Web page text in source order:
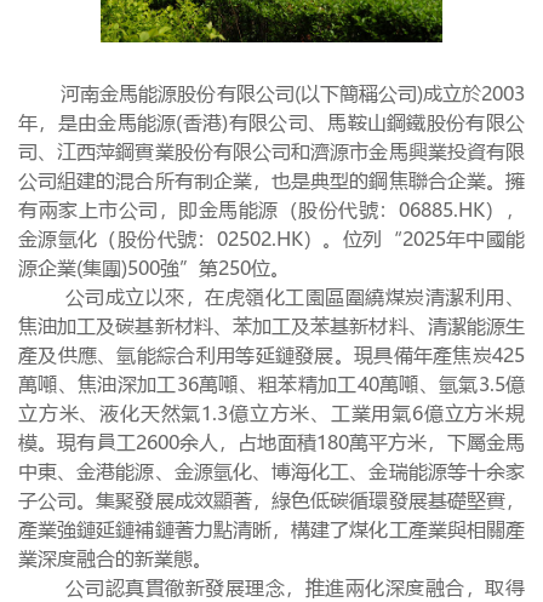
河南金馬能源股份有限公司(以下簡稱公司)成立於2003
年，是由金馬能源(香港)有限公司、馬鞍山鋼鐵股份有限公
司、江西萍鋼實業股份有限公司和濟源市金馬興業投資有限
公司組建的混合所有制企業，也是典型的鋼焦聯合企業。擁
有兩家上市公司，即金馬能源（股份代號：06885.HK），
金源氫化（股份代號：02502.HK）。位列“2025年中國能
源企業(集團)500強”第250位。
公司成立以來，在虎嶺化工園區圍繞煤炭清潔利用、
焦油加工及碳基新材料、苯加工及苯基新材料、清潔能源生
產及供應、氫能綜合利用等延鏈發展。現具備年產焦炭425
萬噸、焦油深加工36萬噸、粗苯精加工40萬噸、氫氣3.5億
立方米、液化天然氣1.3億立方米、工業用氣6億立方米規
模。現有員工2600余人，占地面積180萬平方米，下屬金馬
中東、金港能源、金源氫化、博海化工、金瑞能源等十余家
子公司。集聚發展成效顯著，綠色低碳循環發展基礎堅實，
產業強鏈延鏈補鏈著力點清晰，構建了煤化工產業與相關產
業深度融合的新業態。
公司認真貫徹新發展理念，推進兩化深度融合，取得